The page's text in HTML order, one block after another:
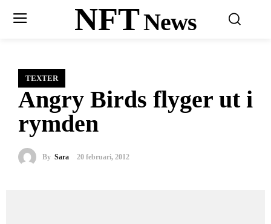
NFTNews
TEXTER
Angry Birds flyger ut i
rymden
By Sara 20 februari, 2012